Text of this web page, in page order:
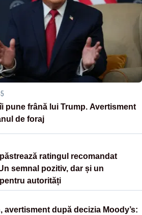
pune frână lui Trump. Avertisment
de foraj
ratingul recomandat
semnal pozitiv, dar și un
autorități
avertisment după decizia Moody’s: